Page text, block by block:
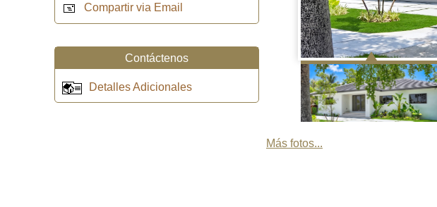
Más fotos...
Compartir via Email
Contáctenos
Detalles Adicionales